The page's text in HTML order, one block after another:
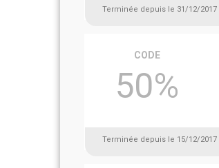
Terminée depuis le 31/12/2017
CODE
50%
Terminée depuis le 15/12/2017